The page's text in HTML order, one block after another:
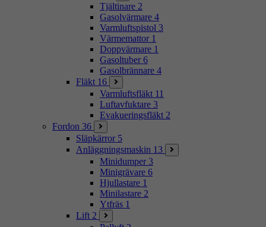
Tjältinare 2
Gasolvärmare 4
Varmluftspistol 3
Värmemattor 1
Doppvärmare 1
Gasoltuber 6
Gasolbrännare 4
Fläkt 16
Varmluftsfläkt 11
Luftavfuktare 3
Evakueringsfläkt 2
Fordon 36
Släpkärror 5
Anläggningsmaskin 13
Minidumper 3
Minigrävare 6
Hjullastare 1
Minilastare 2
Ytfräs 1
Lift 2